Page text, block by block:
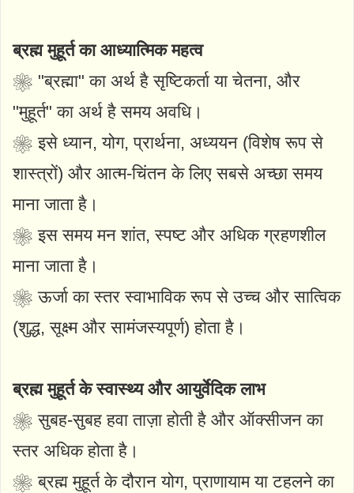
ब्रह्म मुहूर्त का आध्यात्मिक महत्व
❀ "ब्रह्मा" का अर्थ है सृष्टिकर्ता या चेतना, और
"मुहूर्त" का अर्थ है समय अवधि।
❀ इसे ध्यान, योग, प्रार्थना, अध्ययन (विशेष रूप से
शास्त्रों) और आत्म-चिंतन के लिए सबसे अच्छा समय
माना जाता है।
❀ इस समय मन शांत, स्पष्ट और अधिक ग्रहणशील
माना जाता है।
❀ ऊर्जा का स्तर स्वाभाविक रूप से उच्च और सात्विक
(शुद्ध, सूक्ष्म और सामंजस्यपूर्ण) होता है।
ब्रह्म मुहूर्त के स्वास्थ्य और आयुर्वेदिक लाभ
❀ सुबह-सुबह हवा ताज़ा होती है और ऑक्सीजन का
स्तर अधिक होता है।
❀ ब्रह्म मुहूर्त के दौरान योग, प्राणायाम या टहलने का